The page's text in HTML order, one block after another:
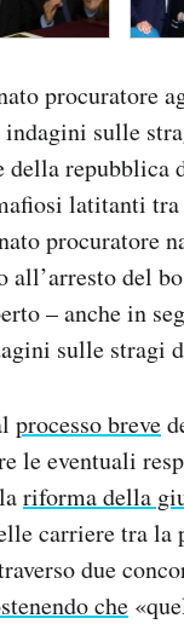
procuratore
sulle
repubblica
latitanti
procuratore
del
– anche in
sulle stragi
processo breve
le eventuali
riforma della
carriere tra la
due
che